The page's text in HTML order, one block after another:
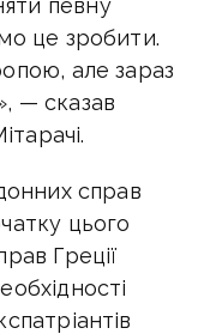
певну
це зробити.
але зараз
— сказав
справ
цього
Греції